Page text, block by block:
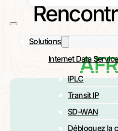
Solutions
Internet Data
IPLC
Transit IP
SD-WAN
Débloquez la